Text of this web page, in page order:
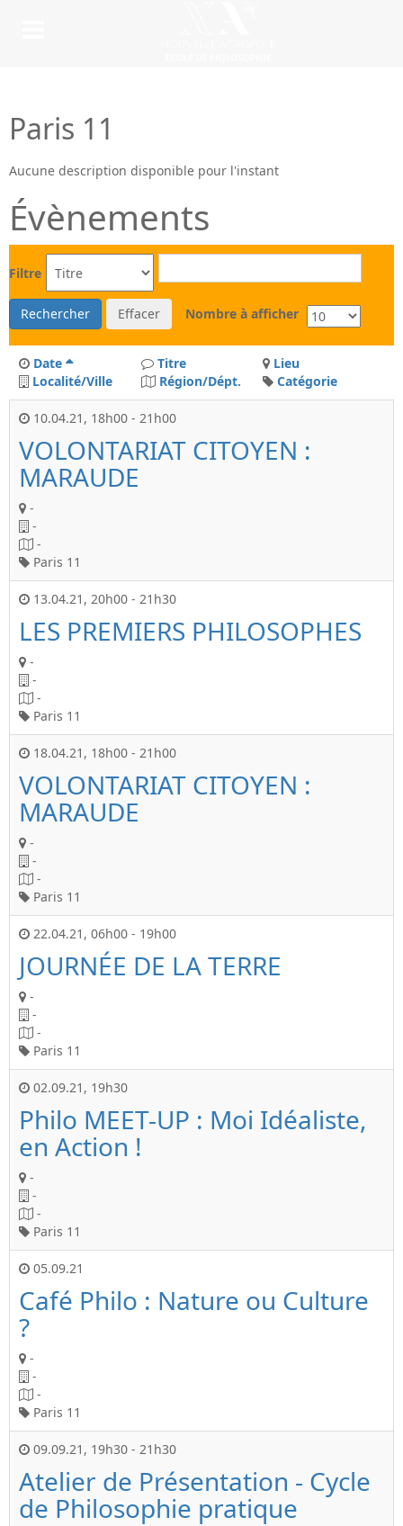
Paris 11
Aucune description disponible pour l'instant
Évènements
Filtre
Rechercher Effacer Nombre à afficher
Date Titre
Lieu
Localité/Ville
Région/Dépt. Catégorie
10.04.21 , 18h00 - 21h00
VOLONTARIAT CITOYEN :
MARAUDE
-
-
-
Paris 11
13.04.21 , 20h00 - 21h30
LES PREMIERS PHILOSOPHES
-
-
-
Paris 11
18.04.21 , 18h00 - 21h00
VOLONTARIAT CITOYEN :
MARAUDE
-
-
-
Paris 11
22.04.21 , 06h00 - 19h00
JOURNÉE DE LA TERRE
-
-
-
Paris 11
02.09.21 , 19h30
Philo MEET-UP : Moi Idéaliste,
en Action !
-
-
-
Paris 11
05.09.21
Café Philo : Nature ou Culture
?
-
-
-
Paris 11
09.09.21 , 19h30 - 21h30
Atelier de Présentation - Cycle
de Philosophie pratique